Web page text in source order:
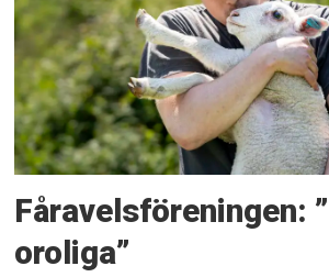
Fåravelsföreningen:
oroliga”